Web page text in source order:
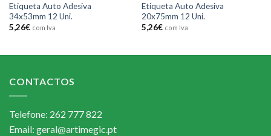
Etiqueta Auto Adesiva
34x53mm 12 Uni.
5,26€ com Iva
Etiqueta Auto Adesiva
20x75mm 12 Uni.
5,26€ com Iva
CONTACTOS
Telefone: 262 777 822
Email: geral@artimegic.pt